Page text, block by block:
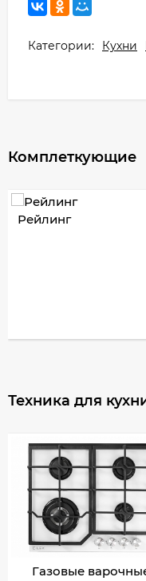
Категории: Кухни
Комплеткующие
Рейлинг
Техника для
Газовые